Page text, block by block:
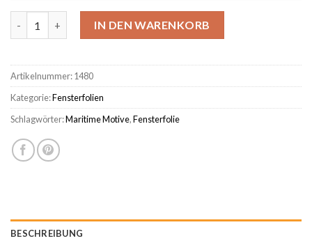
IN DEN WARENKORB
Artikelnummer:1480
Kategorie:Fensterfolien
Schlagwörter:Maritime Motive,Fensterfolie
BESCHREIBUNG